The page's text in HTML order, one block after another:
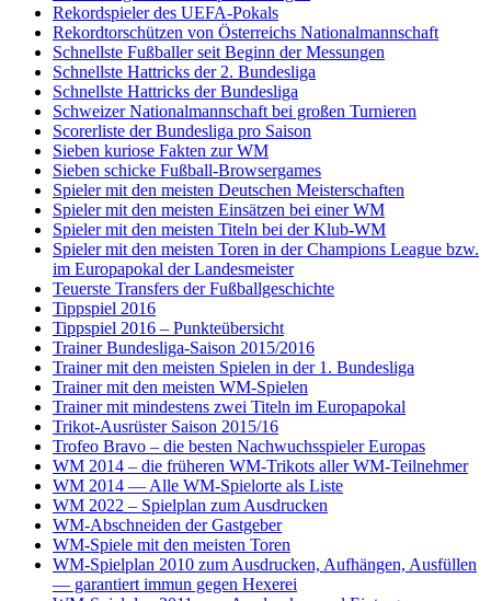
Rekordspieler des UEFA-Pokals
Rekordtorschützen von Österreichs Nationalmannschaft
Schnellste Fußballer seit Beginn der Messungen
Schnellste Hattricks der 2. Bundesliga
Schnellste Hattricks der Bundesliga
Schweizer Nationalmannschaft bei großen Turnieren
Scorerliste der Bundesliga pro Saison
Sieben kuriose Fakten zur WM
Sieben schicke Fußball-Browsergames
Spieler mit den meisten Deutschen Meisterschaften
Spieler mit den meisten Einsätzen bei einer WM
Spieler mit den meisten Titeln bei der Klub-WM
Spieler mit den meisten Toren in der Champions League bzw.
im Europapokal der Landesmeister
Teuerste Transfers der Fußballgeschichte
Tippspiel 2016
Tippspiel 2016 – Punkteübersicht
Trainer Bundesliga-Saison 2015/2016
Trainer mit den meisten Spielen in der 1. Bundesliga
Trainer mit den meisten WM-Spielen
Trainer mit mindestens zwei Titeln im Europapokal
Trikot-Ausrüster Saison 2015/16
Trofeo Bravo – die besten Nachwuchsspieler Europas
WM 2014 – die früheren WM-Trikots aller WM-Teilnehmer
WM 2014 — Alle WM-Spielorte als Liste
WM 2022 – Spielplan zum Ausdrucken
WM-Abschneiden der Gastgeber
WM-Spiele mit den meisten Toren
WM-Spielplan 2010 zum Ausdrucken, Aufhängen, Ausfüllen
— garantiert immun gegen Hexerei